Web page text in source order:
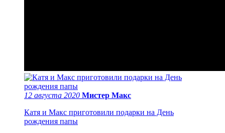
12 августа 2020 Мистер Макс
Катя и Макс приготовили подарки на День
рождения папы